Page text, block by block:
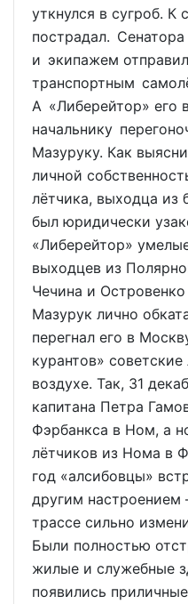
уткнулся в сугроб. К
пострадал.
и экипажем
транспортным
А «Либерейтор» его
начальнику
Мазуруку. Как
личной
лётчика, выходца из
был юридически
«Либерейтор»
выходцев из
Чечина и
Мазурук лично
перегнал его в
курантов»
воздухе. Так, 31
капитана Петра
Фэрбанкса в Ном, а
лётчиков из Нома в
год «алсибовцы»
другим настроением
трассе сильно
Были полностью
жилые и служебные
появились